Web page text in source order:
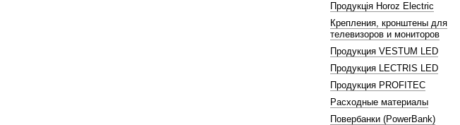
Продукція Horoz Electric
Крепления, кронштены для
телевизоров и мониторов
Продукция VESTUM LED
Продукция LECTRIS LED
Продукция PROFITEC
Расходные материалы
Повербанки (PowerBank)